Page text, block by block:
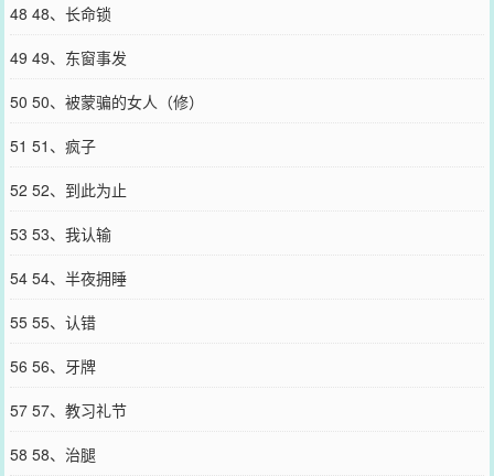
48 48、长命锁
49 49、东窗事发
50 50、被蒙骗的女人（修）
51 51、疯子
52 52、到此为止
53 53、我认输
54 54、半夜拥睡
55 55、认错
56 56、牙牌
57 57、教习礼节
58 58、治腿